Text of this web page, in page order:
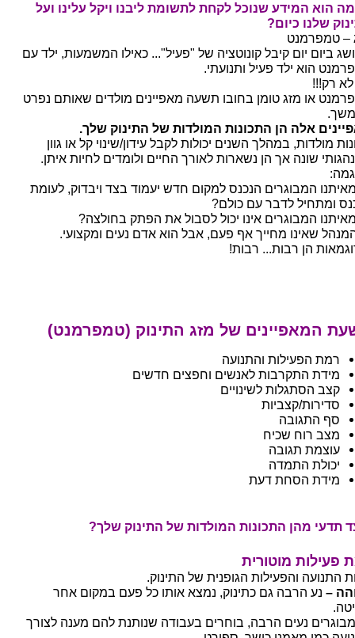
הוא המידע שנוכל לקחת לתשומת ליבנו ויקל עלינו ועל
שלנו כיום?
– טמפרמנט
ביום יום קיבל קונוטציה של "פעיל"... כאילו המשמעות, ילד עם
הוא ילד פעיל ותנועתי.
רק!!!
או מזג טומן בחובו תשעה מאפיינים מולדים שאותם נפרט
אלה הן התכונות המולדות של התינוק שלך.
מולדות, במהלך השנים יכולות לקבל עידון/שינוי קל או גוון
שונה אך הן נשארות לאורך החיים ולומדים לחיות איתן.
המבוגרים הנכנס למקום חדש יעמוד בצד ויבדוק, לעומת
ומתחיל לדבר עם כולם?
המבוגרים אינו יכול לסבול את הפתק בחולצה?
שאינו מחייך אף פעם, אבל הוא אדם נעים ומקצועי.
הן רבות... רבות!
המאפיינים של מזג התינוק (טמפרמנט)
רמת הפעילות והתנועה
מידת התקרבות לאנשים וחפצים חדשים
קצב הסתגלות לשינויים
סדירות/קצביות
סף התגובה
מצב רוח שכיח
עוצמת תגובה
יכולת התמדה
מידת הסחת דעת
תדעי מהן התכונות המולדות של התינוק שלך?
פעילות מוטורית
התנועה והפעילות הגופנית של התינוק.
– נע הרבה גם כתינוק, נמצא אותו כל פעם במקום אחר
נעים הרבה, בוחרים בעבודה שנותנת להם מענה לצורך